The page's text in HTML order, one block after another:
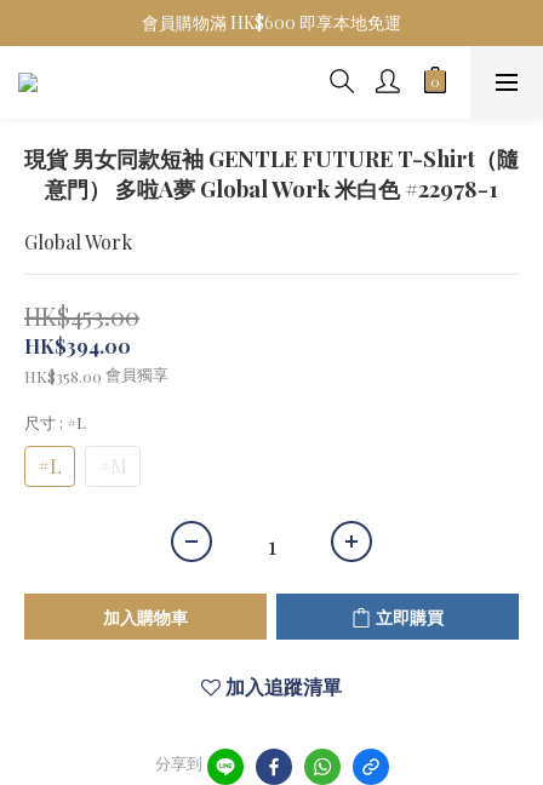
會員購物滿 HK$600 即享本地免運
現貨 男女同款短袖 GENTLE FUTURE T-Shirt（隨
意門） 多啦A夢 Global Work 米白色 #22978-1
Global Work
HK$453.00
HK$394.00
HK$358.00 會員獨享
尺寸 : #L
#L #M
加入購物車 立即購買
加入追蹤清單
分享到